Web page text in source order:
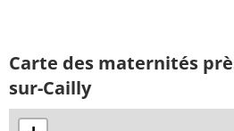
Carte des maternités
sur-Cailly